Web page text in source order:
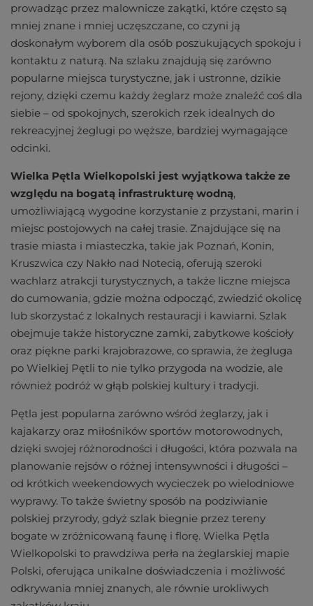
prowadząc przez malownicze zakątki, które często są
mniej znane i mniej uczęszczane, co czyni ją
doskonałym wyborem dla osób poszukujących spokoju i
kontaktu z naturą. Na szlaku znajdują się zarówno
popularne miejsca turystyczne, jak i ustronne, dzikie
rejony, dzięki czemu każdy żeglarz może znaleźć coś dla
siebie – od spokojnych, szerokich rzek idealnych do
rekreacyjnej żeglugi po węższe, bardziej wymagające
odcinki.
Wielka Pętla Wielkopolski jest wyjątkowa także ze
względu na bogatą infrastrukturę wodną,
umożliwiającą wygodne korzystanie z przystani, marin i
miejsc postojowych na całej trasie. Znajdujące się na
trasie miasta i miasteczka, takie jak Poznań, Konin,
Kruszwica czy Nakło nad Notecią, oferują szeroki
wachlarz atrakcji turystycznych, a także liczne miejsca
do cumowania, gdzie można odpocząć, zwiedzić okolicę
lub skorzystać z lokalnych restauracji i kawiarni. Szlak
obejmuje także historyczne zamki, zabytkowe kościoły
oraz piękne parki krajobrazowe, co sprawia, że żegluga
po Wielkiej Pętli to nie tylko przygoda na wodzie, ale
również podróż w głąb polskiej kultury i tradycji.
Pętla jest popularna zarówno wśród żeglarzy, jak i
kajakarzy oraz miłośników sportów motorowodnych,
dzięki swojej różnorodności i długości, która pozwala na
planowanie rejsów o różnej intensywności i długości –
od krótkich weekendowych wycieczek po wielodniowe
wyprawy. To także świetny sposób na podziwianie
polskiej przyrody, gdyż szlak biegnie przez tereny
bogate w zróżnicowaną faunę i florę. Wielka Pętla
Wielkopolski to prawdziwa perła na żeglarskiej mapie
Polski, oferująca unikalne doświadczenia i możliwość
odkrywania mniej znanych, ale równie urokliwych